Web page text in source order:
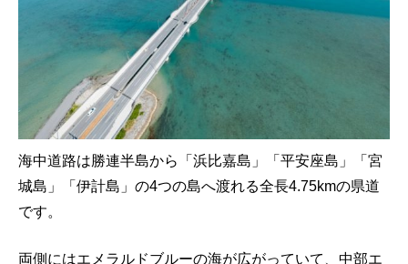
海中道路は勝連半島から「浜比嘉島」「平安座島」「宮
城島」「伊計島」の4つの島へ渡れる全長4.75kmの県道
です。
両側にはエメラルドブルーの海が広がっていて、中部エ